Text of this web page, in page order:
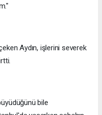
Aydın, işlerini severek
bile